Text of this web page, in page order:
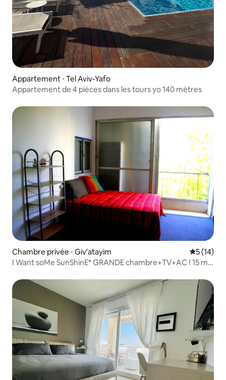
Appartement ⋅ Tel Aviv-Yafo
Appartement de 4 pièces dans les tours yo 140 mètres
Chambre privée ⋅ Giv'atayim
5 (14)
I Want soMe SunShinE* GRANDE chambre+TV+AC ! 15 min